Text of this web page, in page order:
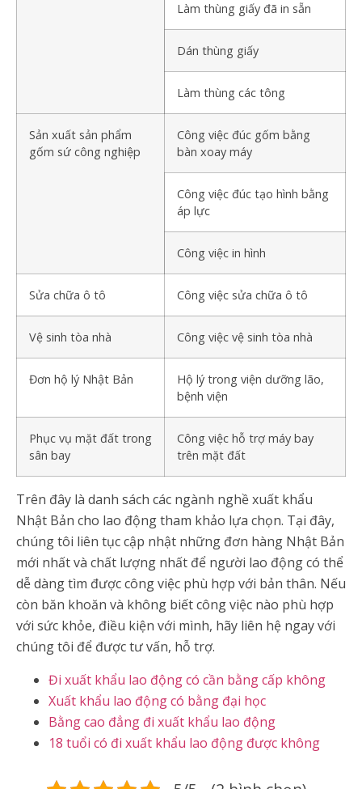
Làm thùng giấy đã in sẵn
Dán thùng giấy
Làm thùng các tông
Sản xuất sản phẩm
gốm sứ công nghiệp
Công việc đúc gốm bằng
bàn xoay máy
Công việc đúc tạo hình bằng
áp lực
Công việc in hình
Sửa chữa ô tô Công việc sửa chữa ô tô
Vệ sinh tòa nhà Công việc vệ sinh tòa nhà
Đơn hộ lý Nhật Bản
Hộ lý trong viện dưỡng lão,
bệnh viện
Phục vụ mặt đất trong
sân bay
Công việc hỗ trợ máy bay
trên mặt đất
Trên đây là danh sách các ngành nghề xuất khẩu
Nhật Bản cho lao động tham khảo lựa chọn. Tại đây,
chúng tôi liên tục cập nhật những đơn hàng Nhật Bản
mới nhất và chất lượng nhất để người lao động có thể
dễ dàng tìm được công việc phù hợp với bản thân. Nếu
còn băn khoăn và không biết công việc nào phù hợp
với sức khỏe, điều kiện với mình, hãy liên hệ ngay với
chúng tôi để được tư vấn, hỗ trợ.
Đi xuất khẩu lao động có cần bằng cấp không
Xuất khẩu lao động có bằng đại học
Bằng cao đẳng đi xuất khẩu lao động
18 tuổi có đi xuất khẩu lao động được không